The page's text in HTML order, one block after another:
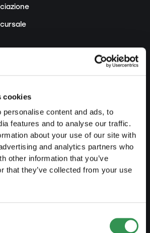
cookies
personalise content and ads, to
features and to analyse our traffic.
about your use of our site with
and analytics partners who
other information that you’ve
that they’ve collected from your use
Sagl
SA
in Sagl
in SA